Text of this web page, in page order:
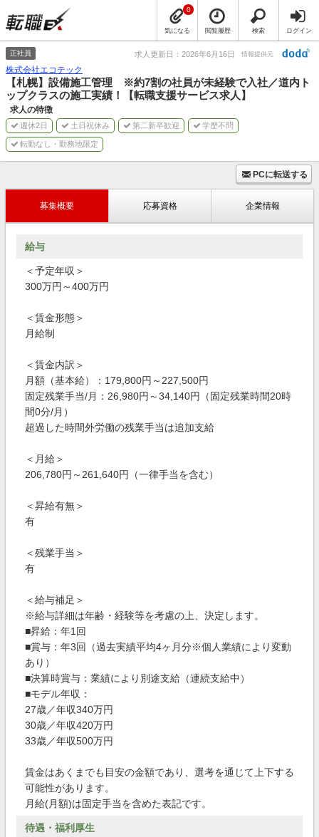
気になる
0
閲覧履歴 検索 ログイン
正社員 求人更新日：2026年6月16日 情報提供元
株式会社エコテック
【札幌】設備施工管理 ※約7割の社員が未経験で入社／道内ト
ップクラスの施工実績！【転職支援サービス求人】
求人の特徴
週休2日 土日祝休み 第二新卒歓迎 学歴不問
転勤なし・勤務地限定
PCに転送する
募集概要 応募資格 企業情報
給与
＜予定年収＞
300万円～400万円
＜賃金形態＞
月給制
＜賃金内訳＞
月額（基本給）：179,800円～227,500円
固定残業手当/月：26,980円～34,140円（固定残業時間20時
間0分/月）
超過した時間外労働の残業手当は追加支給
＜月給＞
206,780円～261,640円（一律手当を含む）
＜昇給有無＞
有
＜残業手当＞
有
＜給与補足＞
※給与詳細は年齢・経験等を考慮の上、決定します。
■昇給：年1回
■賞与：年3回（過去実績平均4ヶ月分※個人業績により変動
あり）
■決算時賞与：業績により別途支給（連続支給中）
■モデル年収：
27歳／年収340万円
30歳／年収420万円
33歳／年収500万円
賃金はあくまでも目安の金額であり、選考を通じて上下する
可能性があります。
月給(月額)は固定手当を含めた表記です。
待遇・福利厚生